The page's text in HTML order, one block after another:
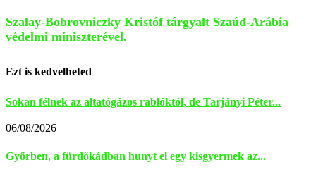
Szalay-Bobrovniczky Kristóf tárgyalt Szaúd-Arábia
védelmi miniszterével.
Ezt is kedvelheted
Sokan félnek az altatógázos rablóktól, de Tarjányi Péter...
06/08/2026
Győrben, a fürdőkádban hunyt el egy kisgyermek az...